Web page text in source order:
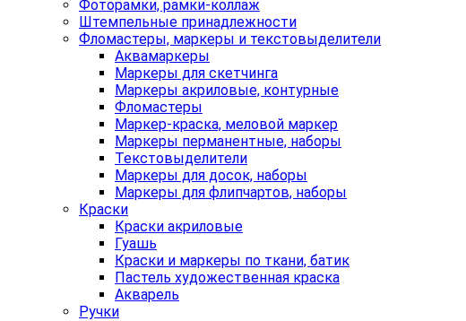
Фоторамки, рамки-коллаж
Штемпельные принадлежности
Фломастеры, маркеры и текстовыделители
Аквамаркеры
Маркеры для скетчинга
Маркеры акриловые, контурные
Фломастеры
Маркер-краска, меловой маркер
Маркеры перманентные, наборы
Текстовыделители
Маркеры для досок, наборы
Маркеры для флипчартов, наборы
Краски
Краски акриловые
Гуашь
Краски и маркеры по ткани, батик
Пастель художественная краска
Акварель
Ручки